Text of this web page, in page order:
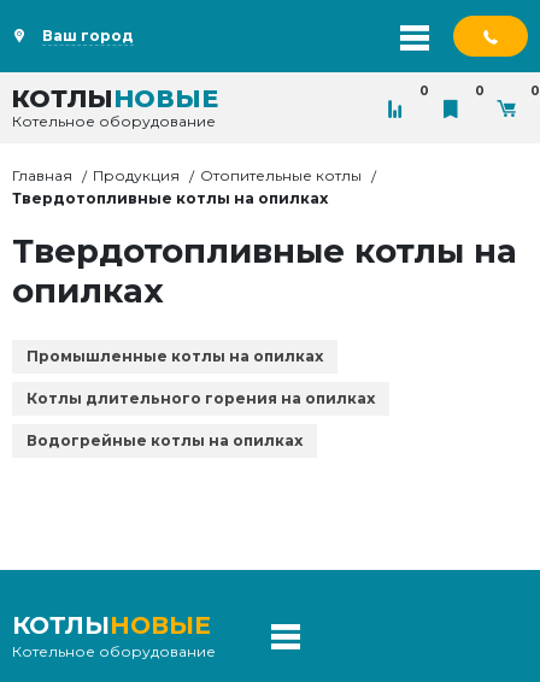
Ваш город
КОТЛЫНОВЫЕ
Котельное оборудование
0 0 0
Главная Продукция
Отопительные котлы
Твердотопливные котлы на опилках
Твердотопливные котлы на
опилках
Промышленные котлы на опилках
Котлы длительного горения на опилках
Водогрейные котлы на опилках
КОТЛЫНОВЫЕ
Котельное оборудование